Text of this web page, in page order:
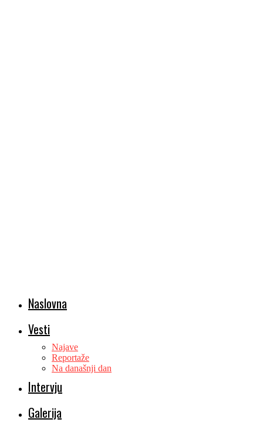
Naslovna
Vesti
Najave
Reportaže
Na današnji dan
Intervju
Galerija